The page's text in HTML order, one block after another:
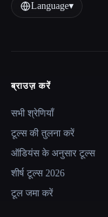
Language▾
Site navigation
ब्राउज़ करें
सभी श्रेणियाँ
टूल्स की तुलना करें
ऑडियंस के अनुसार टूल्स
शीर्ष टूल्स 2026
टूल जमा करें